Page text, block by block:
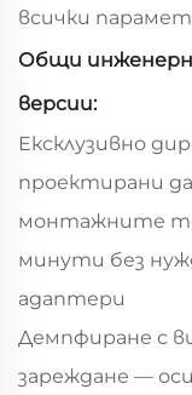
всички
Общи
версии:
Ексклузивно
проектирани
монтажните
минути без
адаптери
Демпфиране с
зареждане —